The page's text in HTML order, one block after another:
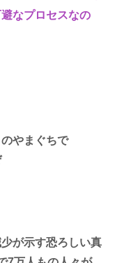
なプロセスなの
やまぐちで
が示す恐ろしい真